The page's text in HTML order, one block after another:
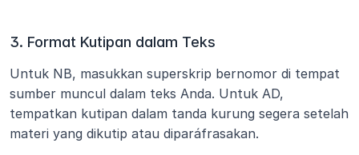
3. Format Kutipan dalam Teks
Untuk NB, masukkan superskrip bernomor di tempat
sumber muncul dalam teks Anda. Untuk AD,
tempatkan kutipan dalam tanda kurung segera setelah
materi yang dikutip atau diparáfrasakan.